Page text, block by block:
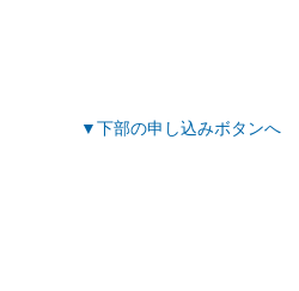
▼下部の申し込みボタンへ